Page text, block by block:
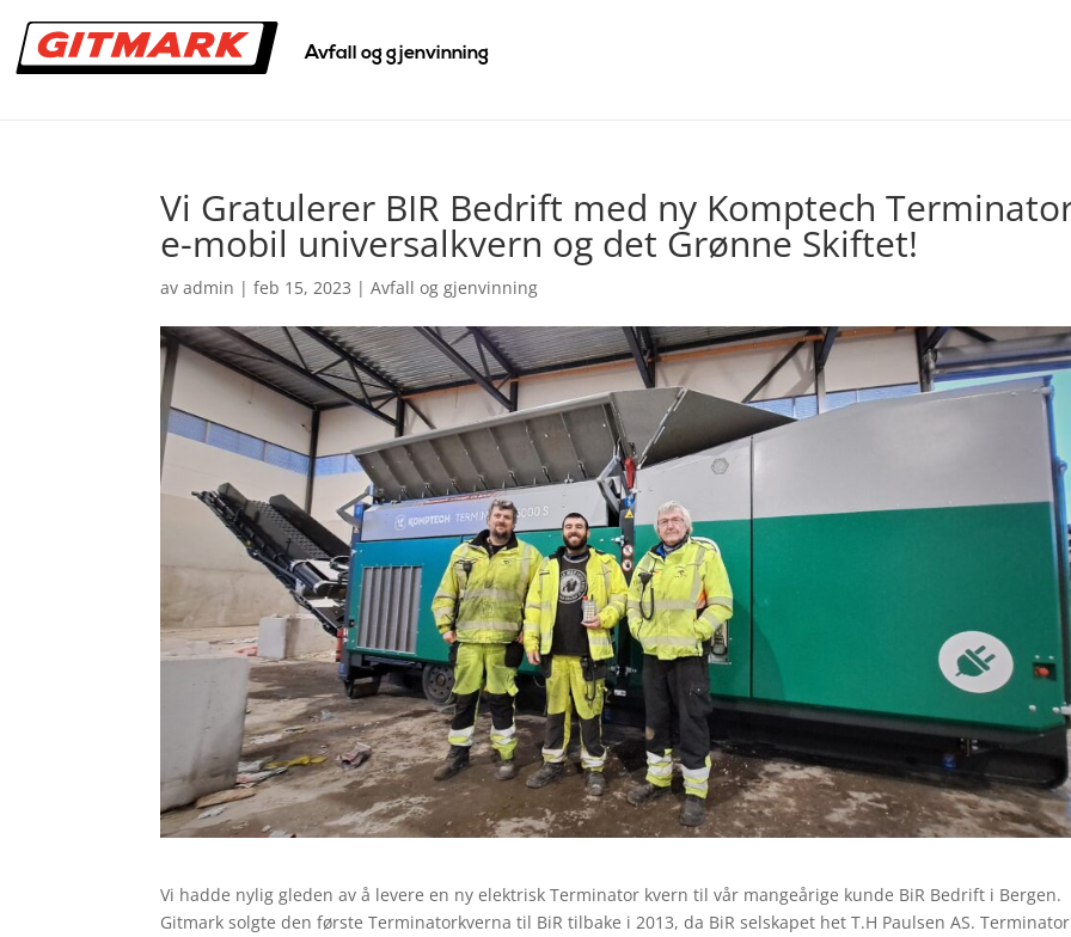
Avfall og gjenvinning
Vi Gratulerer BIR Bedrift med ny Komptech
e-mobil universalkvern og det Grønne Skiftet!
avadmin |feb 15, 2023 |Avfall og gjenvinning
Vi hadde nylig gleden av å levere en ny elektrisk Terminator kvern til vår mangeårige kunde BiR Bedrift i Bergen.
Gitmark solgte den første Terminatorkverna til BiR tilbake i 2013, da BiR selskapet het T.H Paulsen AS.